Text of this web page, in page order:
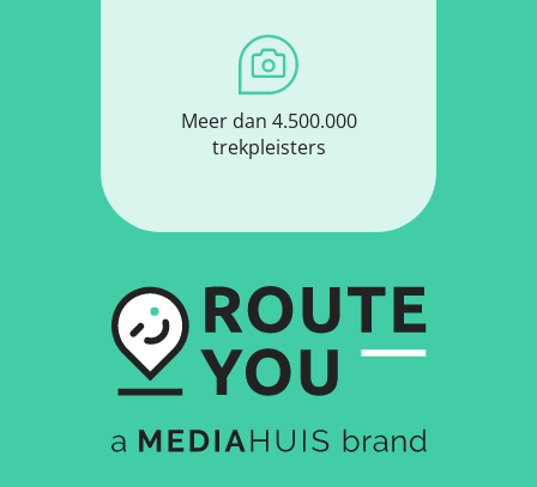
Meer dan 4.500.000
trekpleisters